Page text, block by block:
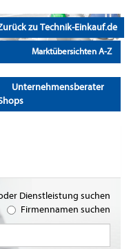
zu Technik-Einkauf.de
Marktübersichten A-Z
Unternehmensberater
Dienstleistung suchen
Firmennamen suchen